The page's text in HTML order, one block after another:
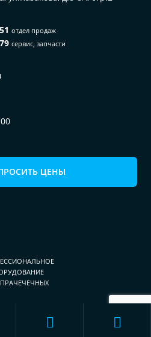
ЦЕНЫ
отдел продаж
сервис, запчасти